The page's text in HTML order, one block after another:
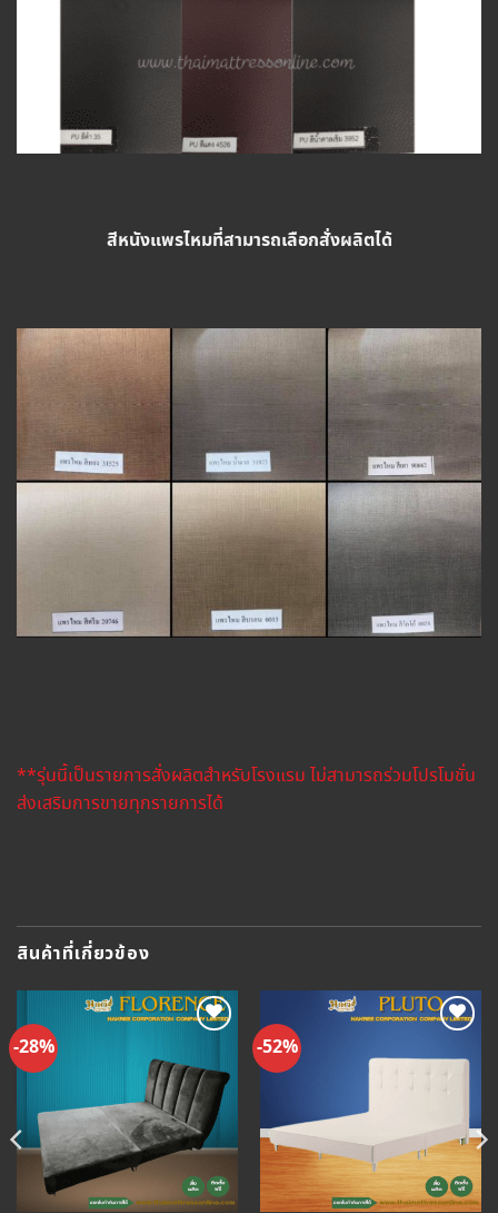
สีหนังแพรไหมที่สามารถเลือกสั่งผลิตได้
**รุ่นนี้เป็นรายการสั่งผลิตสำหรับโรงแรม ไม่สามารถร่วมโปรโมชั่น
ส่งเสริมการขายทุกรายการได้
สินค้าที่เกี่ยวข้อง
-28%
Wishlist
-52%
Wishlist